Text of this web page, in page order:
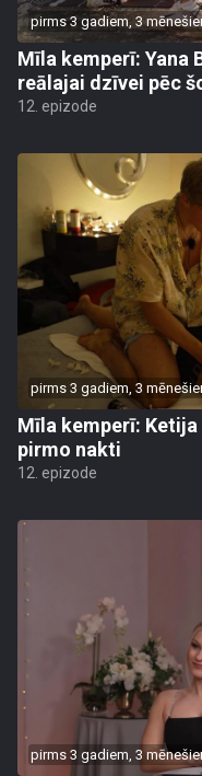
pirms 3 gadiem, 3
Mīla kemperī: Yana
reālajai dzīvei pēc
12. epizode
pirms 3 gadiem, 3
Mīla kemperī: Ketija
pirmo nakti
12. epizode
pirms 3 gadiem, 3